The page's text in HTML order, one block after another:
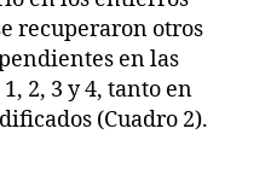
recuperaron otros
en las
2, 3 y 4, tanto en
(Cuadro 2).